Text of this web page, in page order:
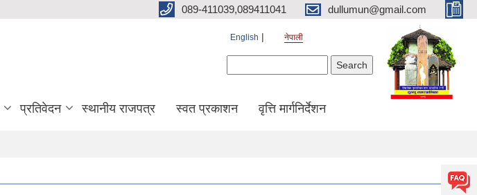
089-411039,089411041 dullumun@gmail.com
English नेपाली
प्रतिवेदन स्थानीय राजपत्र स्वत प्रकाशन वृत्ति मार्गनिर्देशन